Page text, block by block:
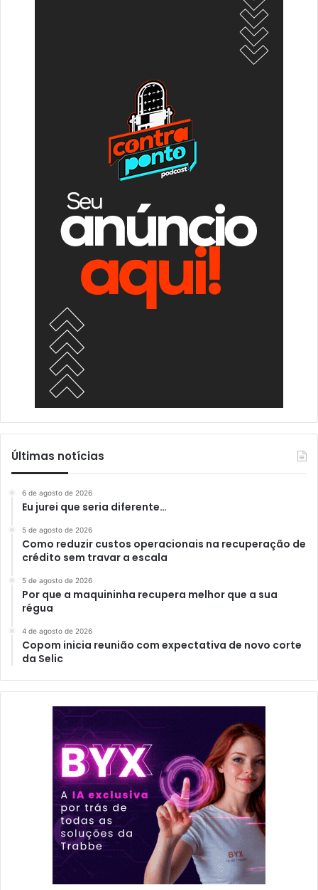
Últimas notícias
6 de agosto de 2026
Eu jurei que seria diferente…
5 de agosto de 2026
Como reduzir custos operacionais na recuperação de
crédito sem travar a escala
5 de agosto de 2026
Por que a maquininha recupera melhor que a sua
régua
4 de agosto de 2026
Copom inicia reunião com expectativa de novo corte
da Selic